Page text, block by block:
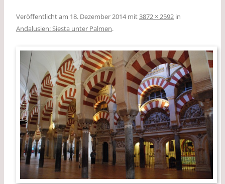
Veröffentlicht am 18. Dezember 2014mit3872 × 2592 in
Andalusien: Siesta unter Palmen.